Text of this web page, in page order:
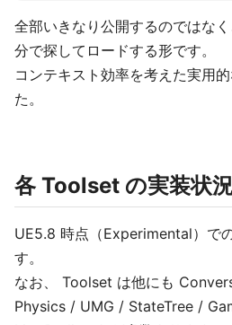
全部いきなり公開するのではな
分で探してロードする形です。
コンテキスト効率を考えた実用
た。
各 Toolset の実装状
UE5.8 時点（Experimental）で
す。
なお、 Toolset は他にも
Physics / UMG / StateTree /